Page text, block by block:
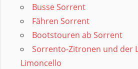
Busse Sorrent
Fähren Sorrent
Bootstouren ab Sorrent
Sorrento-Zitronen und der
Limoncello